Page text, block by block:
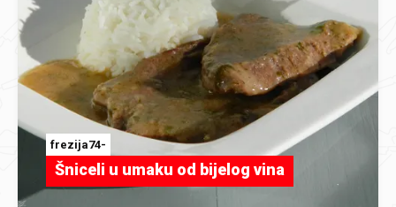
frezija74-
Šniceli u umaku od bijelog vina